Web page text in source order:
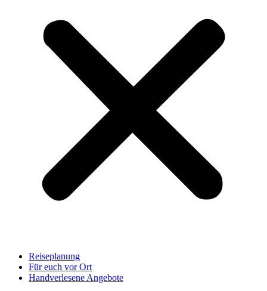
Reiseplanung
Für euch vor Ort
Handverlesene Angebote